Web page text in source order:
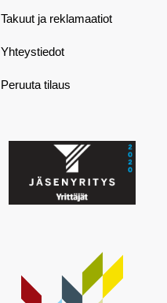
Takuut ja reklamaatiot
Yhteystiedot
Peruuta tilaus